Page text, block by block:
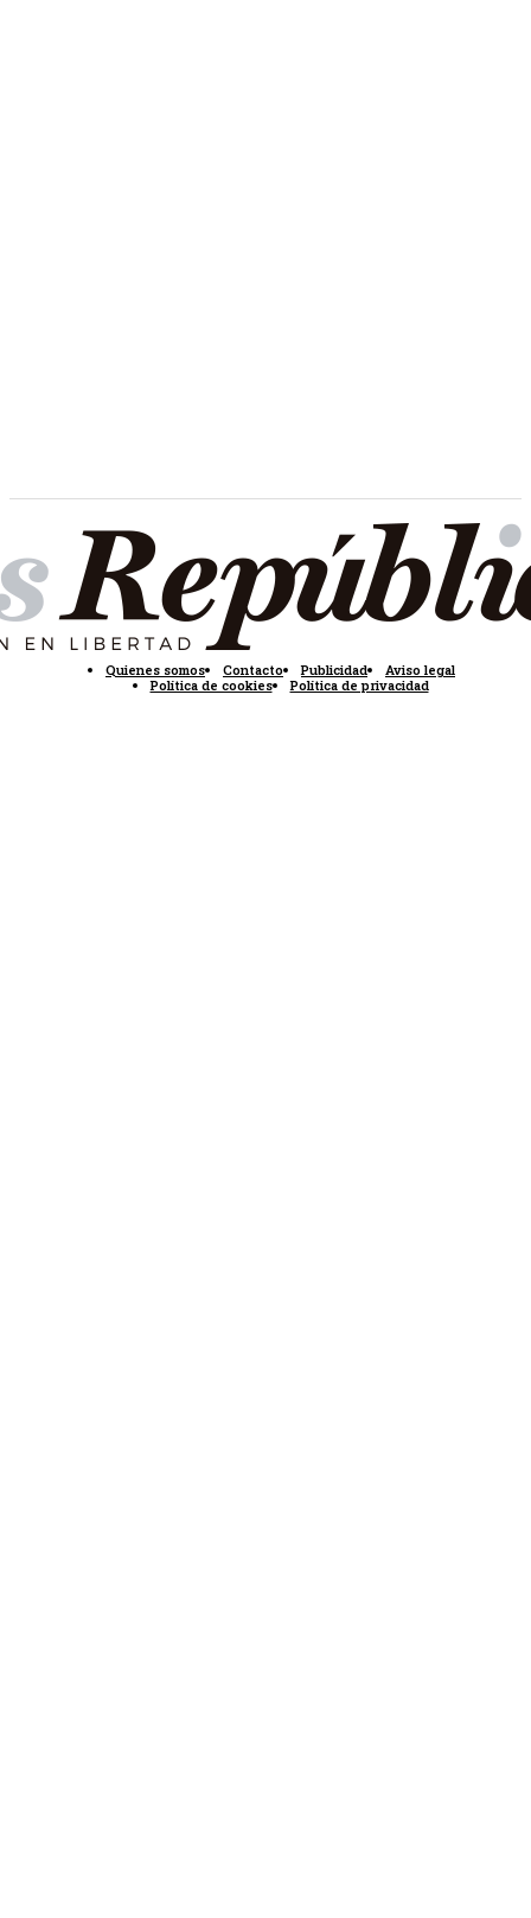
Quienes somos Contacto Publicidad
Aviso legal
Política de cookies
Política de privacidad